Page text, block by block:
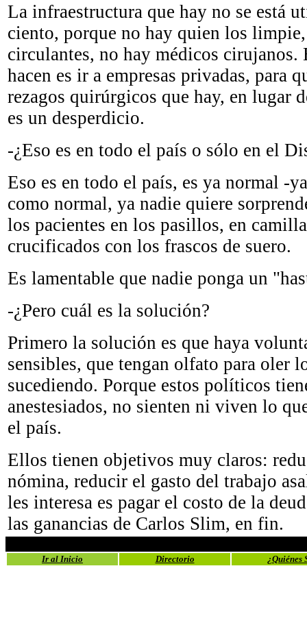
La infraestructura que hay no se está
ciento, porque no hay quien los
circulantes, no hay médicos cirujanos.
hacen es ir a empresas privadas, para
rezagos quirúrgicos que hay, en lugar
es un desperdicio.
-¿Eso es en todo el país o sólo en el
Eso es en todo el país, es ya normal -
como normal, ya nadie quiere
los pacientes en los pasillos, en
crucificados con los frascos de suero.
Es lamentable que nadie ponga un
-¿Pero cuál es la solución?
Primero la solución es que haya
sensibles, que tengan olfato para oler
sucediendo. Porque estos políticos
anestesiados, no sienten ni viven lo
el país.
Ellos tienen objetivos muy claros:
nómina, reducir el gasto del trabajo
les interesa es pagar el costo de la
las ganancias de Carlos Slim, en fin.
Ir al Inicio Directorio ¿Quiénes